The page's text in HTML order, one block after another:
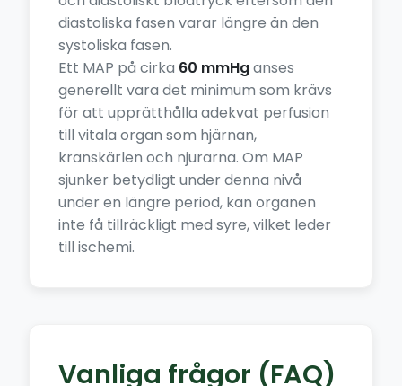
diastoliska fasen varar längre än den
systoliska fasen.
Ett MAP på cirka 60 mmHganses
generellt vara det minimum som krävs
för att upprätthålla adekvat perfusion
till vitala organ som hjärnan,
kranskärlen och njurarna. Om MAP
sjunker betydligt under denna nivå
under en längre period, kan organen
inte få tillräckligt med syre, vilket leder
till ischemi.
Vanliga frågor (FAQ)